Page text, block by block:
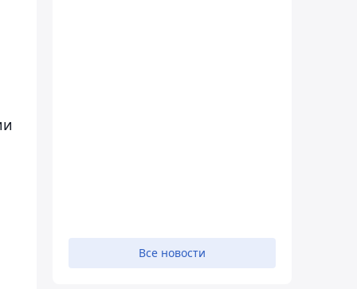
Все новости